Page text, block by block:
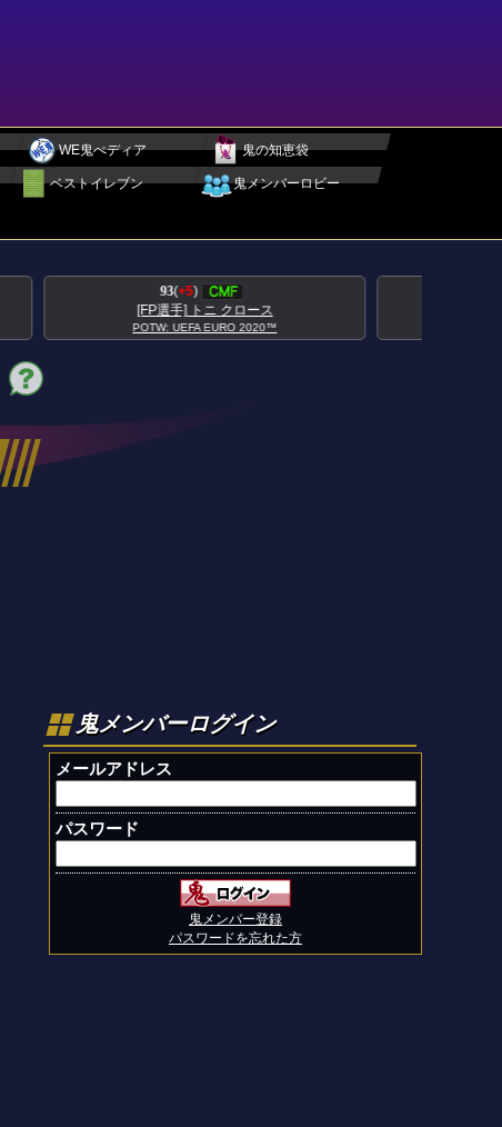
WE鬼ぺディア 鬼の知恵袋
ベストイレブン 鬼メンバーロビー
95(+5
[FP選手] アントワーヌ グリーズマン
POTW: UEFA EURO 2020™
鬼メンバーログイン
メールアドレス
パスワード
鬼メンバー登録
パスワードを忘れた方